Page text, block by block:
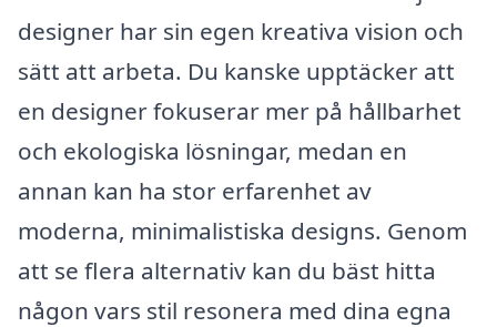
designer har sin egen kreativa vision och
sätt att arbeta. Du kanske upptäcker att
en designer fokuserar mer på hållbarhet
och ekologiska lösningar, medan en
annan kan ha stor erfarenhet av
moderna, minimalistiska designs. Genom
att se flera alternativ kan du bäst hitta
någon vars stil resonera med dina egna